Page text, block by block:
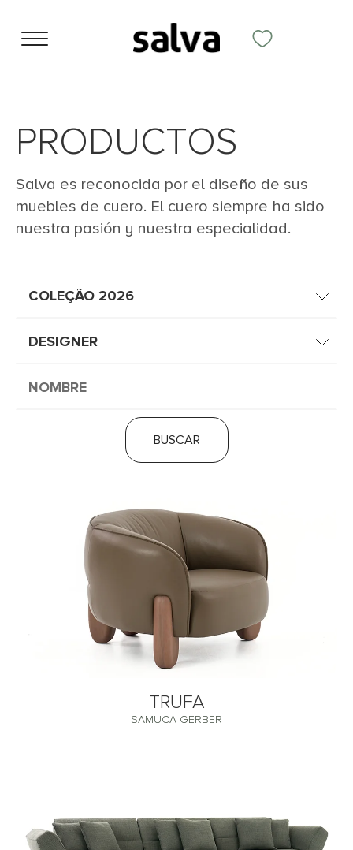
PRODUCTOS
Salva es reconocida por el diseño de sus
muebles de cuero. El cuero siempre ha sido
nuestra pasión y nuestra especialidad.
BUSCAR
TRUFA
SAMUCA GERBER